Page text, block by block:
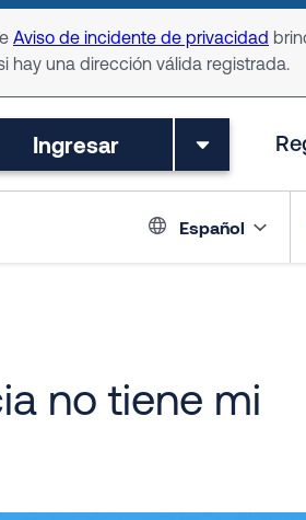
Aviso de incidente de privacidad
hay una dirección válida registrada.
Ingresar
Español
no tiene mi